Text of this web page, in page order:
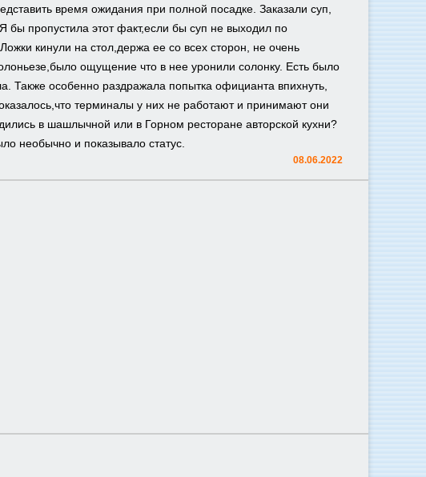
время ожидания при полной посадке. Заказали суп,
бы пропустила этот факт,если бы суп не выходил по
кинули на стол,держа ее со всех сторон, не очень
ощущение что в нее уронили солонку. Есть было
Также особенно раздражала попытка официанта впихнуть,
терминалы у них не работают и принимают они
в шашлычной или в Горном ресторане авторской кухни?
необычно и показывало статус.
08.06.2022